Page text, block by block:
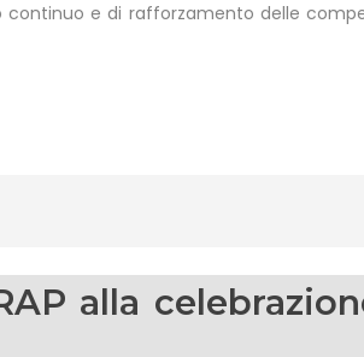
continuo e di rafforzamento delle
alla